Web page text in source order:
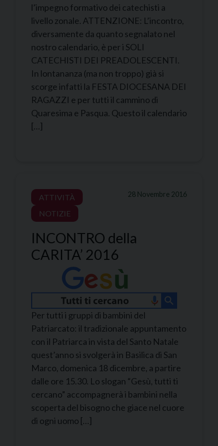
l’impegno formativo dei catechisti a
livello zonale. ATTENZIONE: L’incontro,
diversamente da quanto segnalato nel
nostro calendario, è per i SOLI
CATECHISTI DEI PREADOLESCENTI.
In lontananza (ma non troppo) già si
scorge infatti la FESTA DIOCESANA DEI
RAGAZZI e per tutti il cammino di
Quaresima e Pasqua. Questo il calendario
[…]
28 Novembre 2016
ATTIVITÀ
NOTIZIE
INCONTRO della
CARITA’ 2016
Per tutti i gruppi di bambini del
Patriarcato: il tradizionale appuntamento
con il Patriarca in vista del Santo Natale
quest’anno si svolgerà in Basilica di San
Marco, domenica 18 dicembre, a partire
dalle ore 15.30. Lo slogan “Gesù, tutti ti
cercano” accompagnerà i bambini nella
scoperta del bisogno che giace nel cuore
di ogni uomo […]